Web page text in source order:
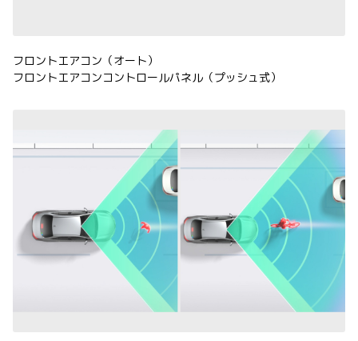
フロントエアコン（オート）
フロントエアコンコントロールパネル（プッシュ式）